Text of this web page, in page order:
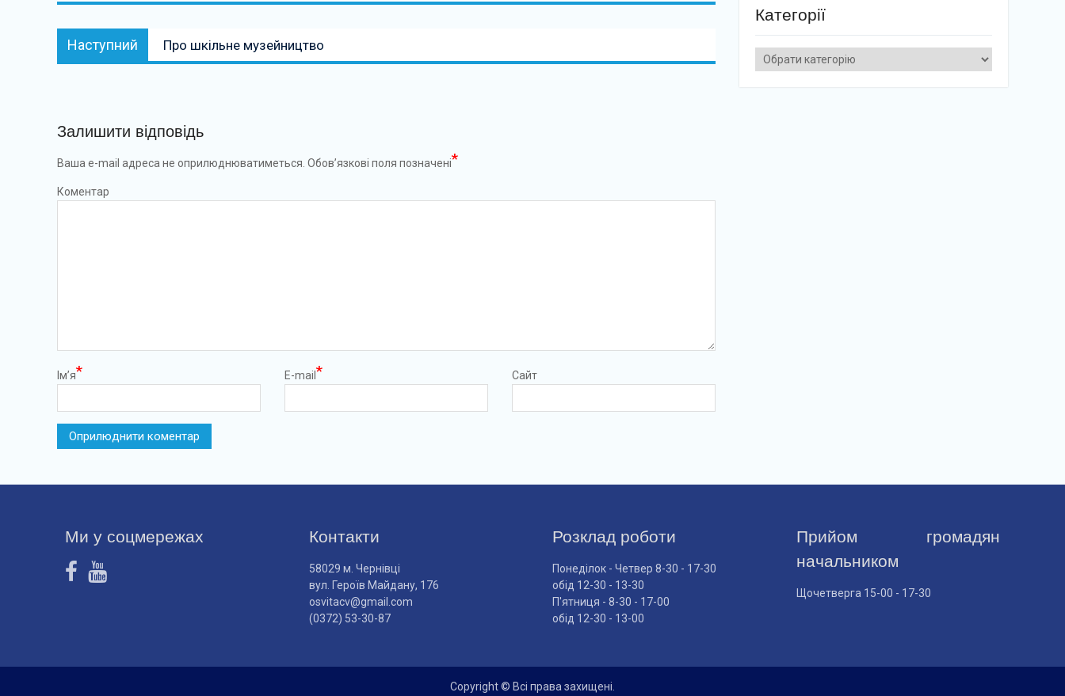
Наступний Наступний:
Про шкільне музейництво
Залишити відповідь
Ваша e-mail адреса не оприлюднюватиметься. Обов’язкові поля позначені*
Коментар
Ім’я* E-mail * Сайт
Категорії
Категорії
Ми у соцмережах Контакти
58029 м. Чернівці
вул. Героїв Майдану, 176
osvitacv@gmail.com
(0372) 53-30-87
Розклад роботи
Понеділок - Четвер 8-30 - 17-30
обід 12-30 - 13-30
П'ятниця - 8-30 - 17-00
обід 12-30 - 13-00
Прийом громадян
начальником
Щочетверга 15-00 - 17-30
Copyright © Всі права захищені.